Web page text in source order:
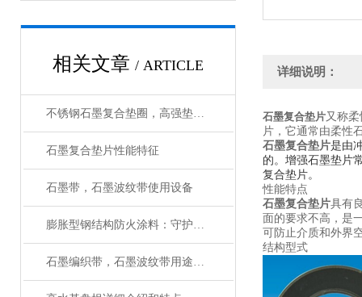
相关文章 / ARTICLE
不锈钢石墨复合垫圈，高强垫片生产工艺
石墨复合垫片性能特征
石墨带，石墨波纹带使用设备
膨胀型钢结构防火涂料：守护建筑安全的 “隐形卫士”
石墨编织带，石墨波纹带用途及性能
详细说明：
石墨复合垫片又称
片，它通常由柔性
石墨复合垫片是由
的。增强石墨垫片
复合垫片。
性能特点
石墨复合垫片具有
面的要求不高，是
可防止介质和外界
结构型式